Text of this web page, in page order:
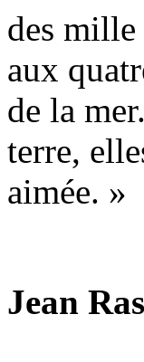
des mille
aux
de la
terre,
aimée. »
Jean